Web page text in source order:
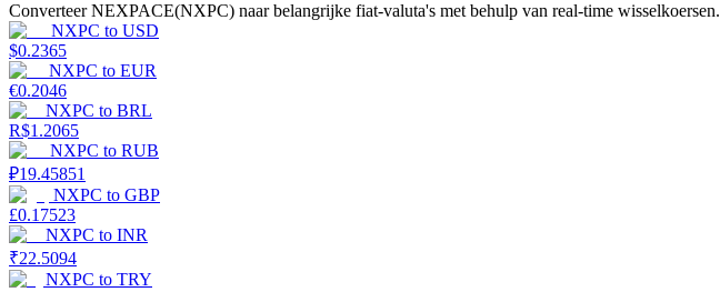
Gids
Futures-startgids
Converteer NEXPACE(NXPC) naar belangrijke fiat-valuta's met behulp van real-time wisselkoersen.
NXPC to USD
$0.2365
NXPC to EUR
€0.2046
NXPC to BRL
R$1.2065
NXPC to RUB
₽19.45851
NXPC to GBP
£0.17523
NXPC to INR
₹22.5094
NXPC to TRY